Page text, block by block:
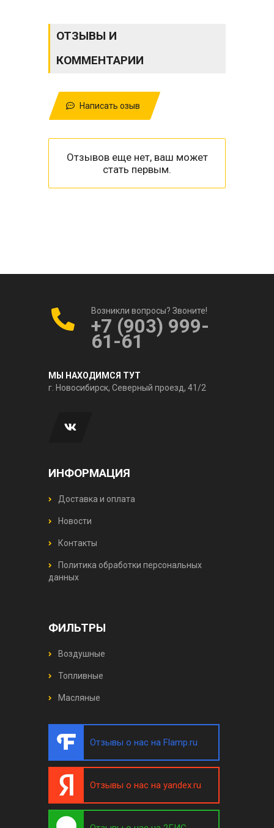
ОТЗЫВЫ И
КОММЕНТАРИИ
Написать озыв
Отзывов еще нет, ваш может
стать первым.
Возникли вопросы? Звоните!
+7 (903) 999-
61-61
МЫ НАХОДИМСЯ ТУТ
г. Новосибирск, Северный проезд, 41/2
ИНФОРМАЦИЯ
Доставка и оплата
Новости
Контакты
Политика обработки персональных
данных
ФИЛЬТРЫ
Воздушные
Топливные
Масляные
Отзывы о нас на Flamp.ru
Отзывы о нас на yandex.ru